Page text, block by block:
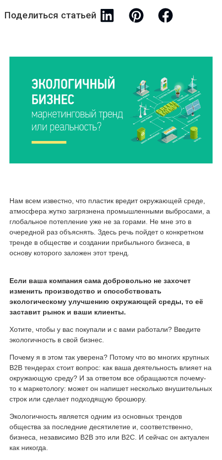
Поделиться статьей
Нам всем известно, что пластик вредит окружающей среде,
атмосфера жутко загрязнена промышленными выбросами, а
глобальное потепление уже не за горами. Не мне это в
очередной раз объяснять. Здесь речь пойдет о конкретном
тренде в обществе и создании прибыльного бизнеса, в
основу которого заложен этот тренд.
Если ваша компания сама добровольно не захочет
изменить производство и способствовать
экологическому улучшению окружающей среды, то её
заставит рынок и ваши клиенты.
Хотите, чтобы у вас покупали и с вами работали? Введите
экологичность в свой бизнес.
Почему я в этом так уверена? Потому что во многих крупных
В2В тендерах стоит вопрос: как ваша деятельность влияет на
окружающую среду? И за ответом все обращаются почему-
то к маркетологу: может он напишет несколько внушительных
строк или сделает подходящую брошюру.
Экологичность является одним из основных трендов
общества за последние десятилетие и, соответственно,
бизнеса, независимо В2В это или В2С. И сейчас он актуален
как никогда.